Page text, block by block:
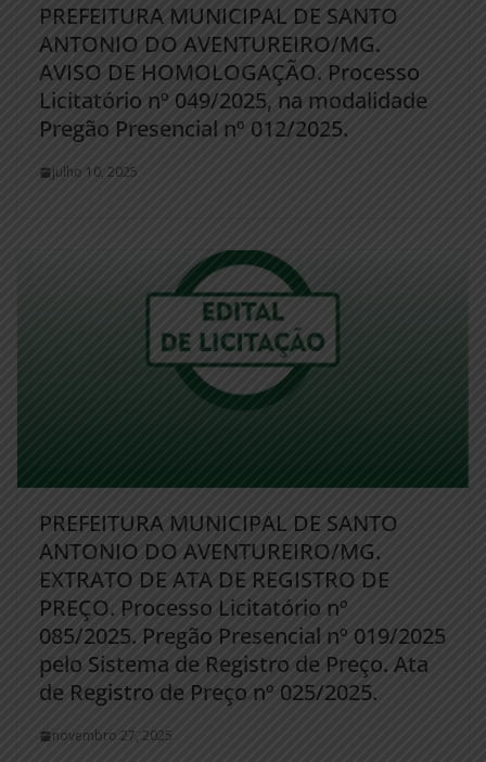
PREFEITURA MUNICIPAL DE SANTO
ANTONIO DO AVENTUREIRO/MG.
AVISO DE HOMOLOGAÇÃO. Processo
Licitatório nº 049/2025, na modalidade
Pregão Presencial nº 012/2025.
julho 10, 2025
PREFEITURA MUNICIPAL DE SANTO
ANTONIO DO AVENTUREIRO/MG.
EXTRATO DE ATA DE REGISTRO DE
PREÇO. Processo Licitatório nº
085/2025. Pregão Presencial nº 019/2025
pelo Sistema de Registro de Preço. Ata
de Registro de Preço nº 025/2025.
novembro 27, 2025